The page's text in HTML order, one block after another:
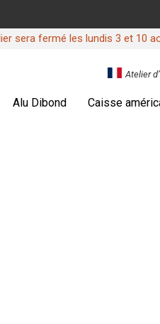
sera fermé les lundis 3 et 10
Atelier
Alu Dibond Caisse